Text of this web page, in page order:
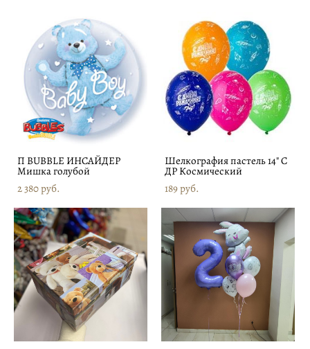
П BUBBLE ИНСАЙДЕР
Мишка голубой
2 380 pуб.
Шелкография пастель 14" С
ДР Космический
189 pуб.